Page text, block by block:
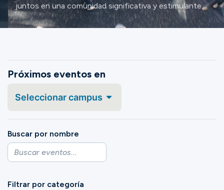
Conectar
Grupos
Buscar
juntos en una comunidad significativa y estimulante.
Próximos eventos en
Seleccionar campus
Buscar por nombre
Filtrar por categoría